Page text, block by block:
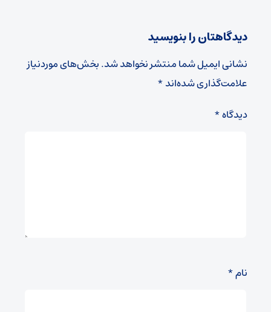
دیدگاهتان را بنویسید
نشانی ایمیل شما منتشر نخواهد شد.بخش‌های موردنیاز
علامت‌گذاری شده‌اند*
دیدگاه*
نام*